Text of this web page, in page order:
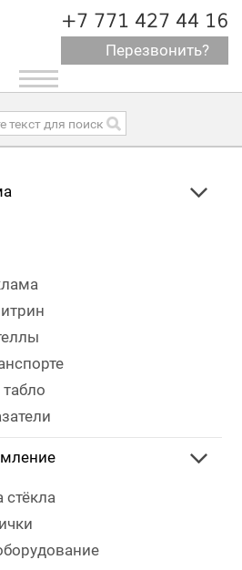
+7 771 427 44 16
Перезвонить?
Toggle
navigation
стёкла